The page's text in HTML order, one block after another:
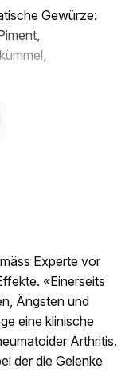
Gewürze:
Experte vor
«Einerseits
Ängsten und
eine klinische
Arthritis.
der die Gelenke